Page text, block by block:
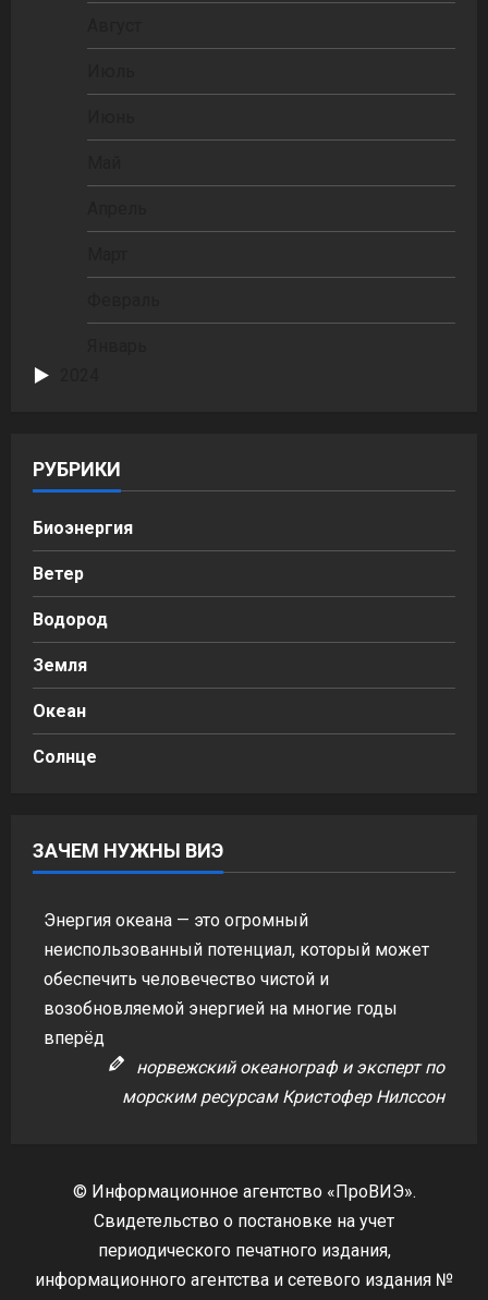
РУБРИКИ
Биоэнергия
Ветер
Водород
Земля
Океан
Солнце
ЗАЧЕМ НУЖНЫ ВИЭ
Энергия океана — это огромный
неиспользованный потенциал, который может
обеспечить человечество чистой и
возобновляемой энергией на многие годы
вперёд
норвежский океанограф и эксперт по
морским ресурсам Кристофер Нилссон
© Информационное агентство «ПроВИЭ».
Свидетельство о постановке на учет
периодического печатного издания,
информационного агентства и сетевого издания №